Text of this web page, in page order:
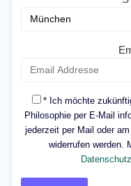
* Ich möchte
Philosophie per E-Mail
jederzeit per Mail oder
widerrufen werden.